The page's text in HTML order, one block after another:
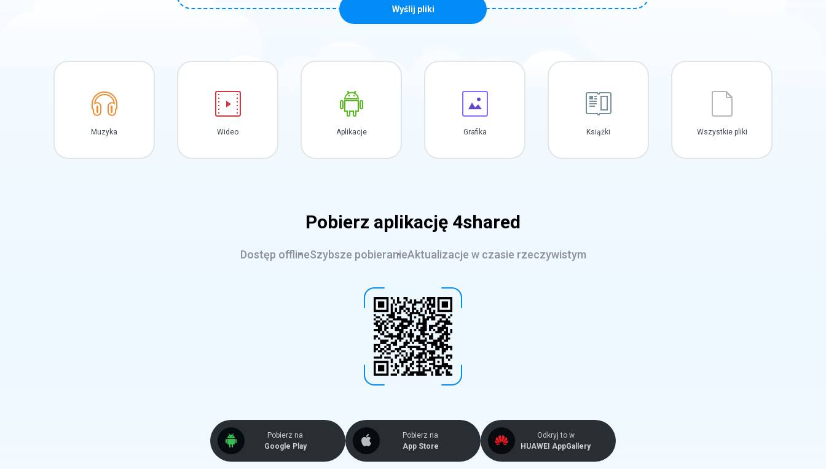
Wyślij pliki
Muzyka Wideo Aplikacje Grafika Książki Wszystkie pliki
Pobierz aplikację 4shared
Dostęp offlineSzybsze pobieranieAktualizacje w czasie rzeczywistym
Pobierz na
Google Play
Pobierz na
App Store
Odkryj to w
HUAWEI AppGallery